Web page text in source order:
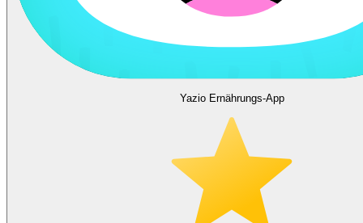
Yazio Ernährungs-App